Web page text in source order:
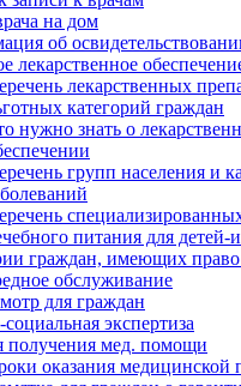
на дом
об
лекарственное
лекарственных
категорий граждан
нужно знать о
групп населения и
питания для детей-
граждан, имеющих право
обслуживание
для граждан
экспертиза
получения мед. помощи
оказания медицинской